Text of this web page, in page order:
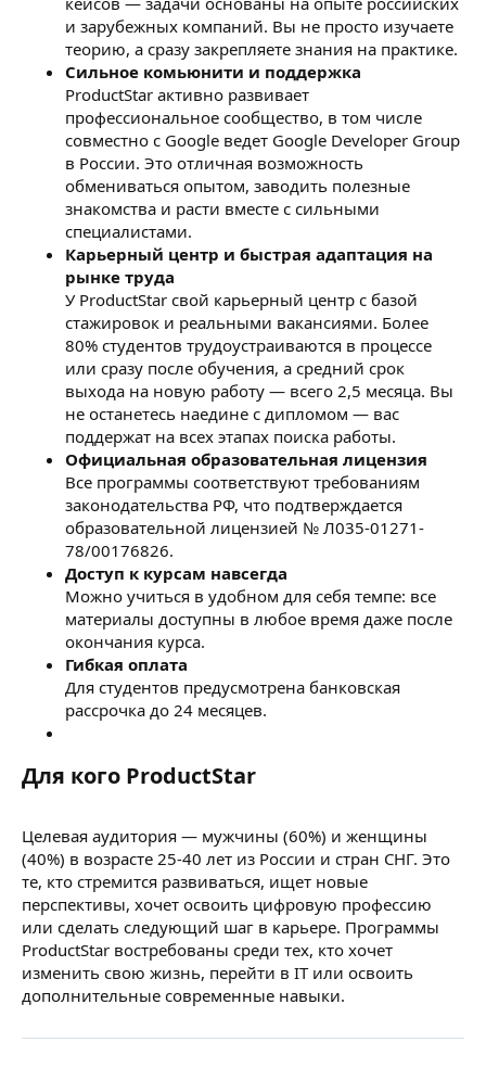
и зарубежных компаний. Вы не просто изучаете
теорию, а сразу закрепляете знания на практике.
Сильное комьюнити и поддержка
ProductStar активно развивает
профессиональное сообщество, в том числе
совместно с Google ведет Google Developer Group
в России. Это отличная возможность
обмениваться опытом, заводить полезные
знакомства и расти вместе с сильными
специалистами.
Карьерный центр и быстрая адаптация на
рынке труда
У ProductStar свой карьерный центр с базой
стажировок и реальными вакансиями. Более
80% студентов трудоустраиваются в процессе
или сразу после обучения, а средний срок
выхода на новую работу — всего 2,5 месяца. Вы
не останетесь наедине с дипломом — вас
поддержат на всех этапах поиска работы.
Официальная образовательная лицензия
Все программы соответствуют требованиям
законодательства РФ, что подтверждается
образовательной лицензией № Л035-01271-
78/00176826.
Доступ к курсам навсегда
Можно учиться в удобном для себя темпе: все
материалы доступны в любое время даже после
окончания курса.
Гибкая оплата
Для студентов предусмотрена банковская
рассрочка до 24 месяцев.
Для кого ProductStar​
Целевая аудитория — мужчины (60%) и женщины
(40%) в возрасте 25-40 лет из России и стран СНГ. Это
те, кто стремится развиваться, ищет новые
перспективы, хочет освоить цифровую профессию
или сделать следующий шаг в карьере. Программы
ProductStar востребованы среди тех, кто хочет
изменить свою жизнь, перейти в IT или освоить
дополнительные современные навыки.